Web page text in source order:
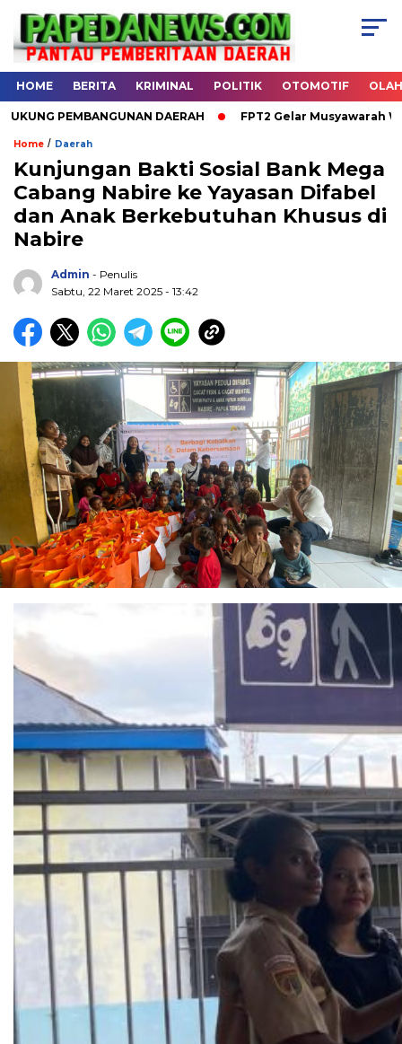
HOME BERITA KRIMINAL POLITIK OTOMOTIF
DAERAH FPT2 Gelar Musyawarah Wilayah
Home / Daerah
Kunjungan Bakti Sosial Bank Mega
Cabang Nabire ke Yayasan Difabel
dan Anak Berkebutuhan Khusus di
Nabire
Admin - Penulis
Sabtu, 22 Maret 2025 - 13:42
.